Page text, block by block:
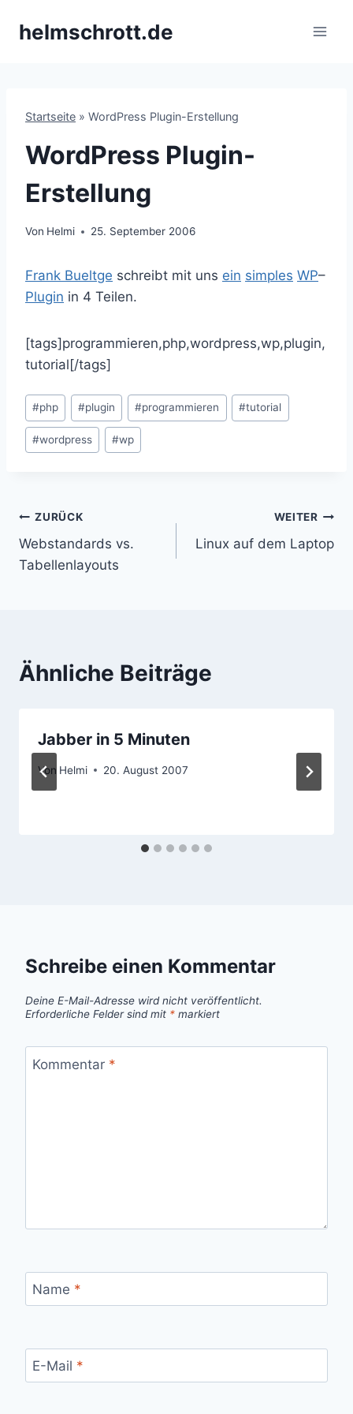
Inhalthelmschrott.de
Startseite » WordPress Plugin-Erstellung
WordPress Plugin-
Erstellung
Von Helmi 25. September 2006
Frank Bueltge schreibt mit uns ein simples WP–
Plugin in 4 Teilen.
[tags]programmieren,php,wordpress,wp,plugin,
tutorial[/tags]
Schlagworte:
#php #plugin #programmieren #tutorial
#wordpress #wp
Beitragsnavigation
ZURÜCK
Webstandards vs.
Tabellenlayouts
WEITER
Linux auf dem Laptop
Ähnliche Beiträge
Jabber in 5 Minuten
Von Helmi 20. August 2007
Schreibe einen Kommentar
Deine E-Mail-Adresse wird nicht veröffentlicht.
Erforderliche Felder sind mit * markiert
Kommentar *
Name *
E-Mail *